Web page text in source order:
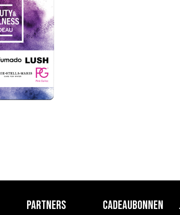
PARTNERS CADEAUBONNEN